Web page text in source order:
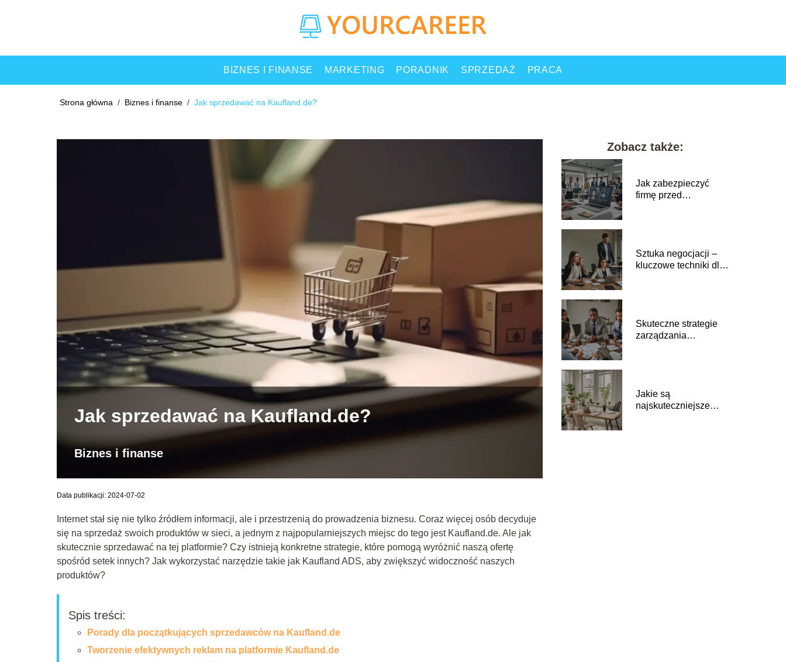
BIZNES I FINANSE MARKETING PORADNIK SPRZEDAŻ PRACA
Strona główna / Biznes i finanse / Jak sprzedawać na Kaufland.de?
Jak sprzedawać na Kaufland.de?
Biznes i finanse
Data publikacji: 2024-07-02
Internet stał się nie tylko źródłem informacji, ale i przestrzenią do prowadzenia biznesu. Coraz więcej osób decyduje
się na sprzedaż swoich produktów w sieci, a jednym z najpopularniejszych miejsc do tego jest Kaufland.de. Ale jak
skutecznie sprzedawać na tej platformie? Czy istnieją konkretne strategie, które pomogą wyróżnić naszą ofertę
spośród setek innych? Jak wykorzystać narzędzie takie jak Kaufland ADS, aby zwiększyć widoczność naszych
produktów?
Spis treści:
Porady dla początkujących sprzedawców na Kaufland.de
Tworzenie efektywnych reklam na platformie Kaufland.de
Zobacz także:
Jak zabezpieczyć
firmę przed
Sztuka negocjacji –
kluczowe techniki dla
Skuteczne strategie
zarządzania
Jakie są
najskuteczniejsze